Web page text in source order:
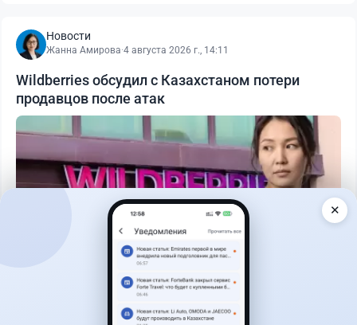
Новости
Жанна Амирова·4 августа 2026 г., 14:11
Wildberries обсудил с Казахстаном потери
продавцов после атак
12
✕